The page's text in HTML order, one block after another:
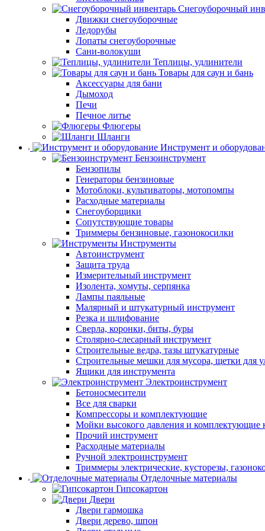
Снегоуборочный
Движки снегоуборочные
Ледорубы
Лопаты снегоуборочные
Сани-волокуши
Теплицы, удлинители
Товары для саун и бань
Аксессуары для бани
Дымоход
Печи
Печное литье
Флюгеры
Шланги
Инструмент и
Бензоинструмент
Бензопилы
Генераторы бензиновые
Мотоблоки, культиваторы, мотопомпы
Расходные материалы
Снегоуборщики
Сопутствующие товары
Триммеры бензиновые, газонокосилки
Инструменты
Автоинструмент
Защита труда
Измерительный инструмент
Изолента, хомуты, серпянка
Лампы паяльные
Малярный и штукатурный инструмент
Резка и шлифование
Сверла, коронки, биты, буры
Столярно-слесарный инструмент
Строительные ведра, тазы штукатурные
Строительные мешки для мусора, щетки для
Ящики для инструмента
Электроинструмент
Бетоносмесители
Все для сварки
Компрессоры и комплектующие
Мойки высокого давления и комплектующие
Прочий инструмент
Расходные материалы
Ручной электроинструмент
Триммеры электрические, кусторезы,
Отделочные материалы
Гипсокартон
Двери
Двери гармошка
Двери дерево, шпон